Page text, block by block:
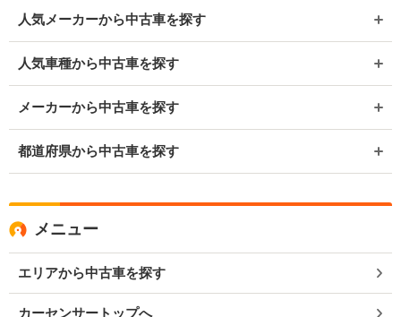
人気メーカーから中古車を探す
人気車種から中古車を探す
メーカーから中古車を探す
都道府県から中古車を探す
メニュー
エリアから中古車を探す
カーセンサートップへ